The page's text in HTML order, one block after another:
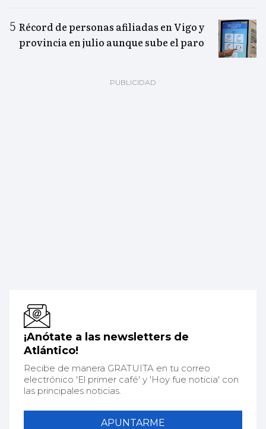
Récord de personas afiliadas en Vigo y
provincia en julio aunque sube el paro
¡Anótate a las newsletters de
Atlántico!
Recibe de manera GRATUITA en tu correo
electrónico 'El primer café' y 'Hoy fue noticia' con
las principales noticias.
APUNTARME